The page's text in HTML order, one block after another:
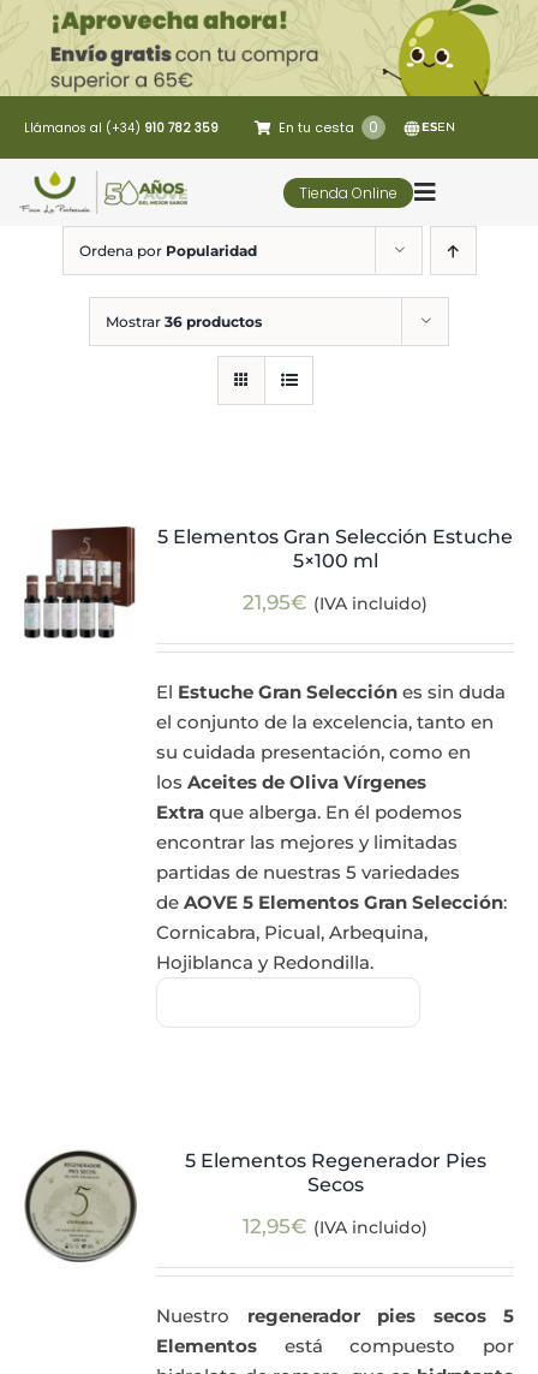
Saltar
al
contenido
Llámanos al (+34) 910 782 359 En tu cesta 0 ESEN
Tienda Online
Toggle
5 Elementos
Oleoturismo
Ordena por Popularidad
Mostrar 36 productos
5 Elementos Gran Selección Estuche
5×100 ml
21,95€ (IVA incluido)
El Estuche Gran Selección es sin duda
el conjunto de la excelencia, tanto en
su cuidada presentación, como en
losAceites de Oliva Vírgenes
Extra que alberga. En él podemos
encontrar las mejores y limitadas
partidas de nuestras 5 variedades
deAOVE 5 Elementos Gran Selección:
Cornicabra, Picual, Arbequina,
Hojiblanca y Redondilla.
5 Elementos Regenerador Pies
Secos
12,95€ (IVA incluido)
Nuestro regenerador pies secos 5
Elementos está compuesto por